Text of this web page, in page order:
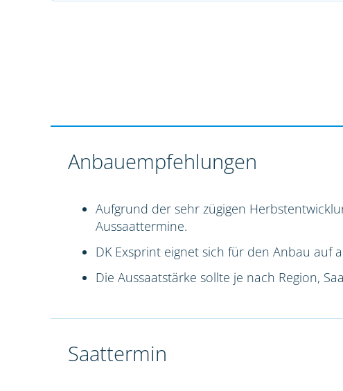
Anbauempfehlungen
Aufgrund der sehr zügigen
Aussaattermine.
DK Exsprint eignet sich für den Anbau auf
Die Aussaatstärke sollte je nach Region,
Saattermin